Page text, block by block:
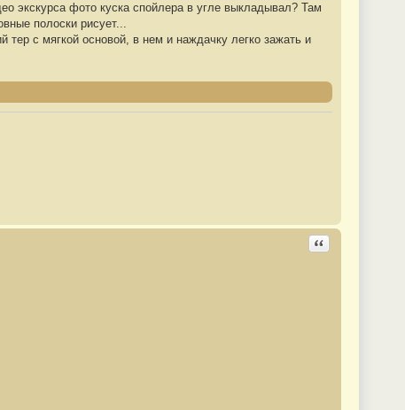
экскурса фото куска спойлера в угле выкладывал? Там
полоски рисует...
с мягкой основой, в нем и наждачку легко зажать и
Ответить с